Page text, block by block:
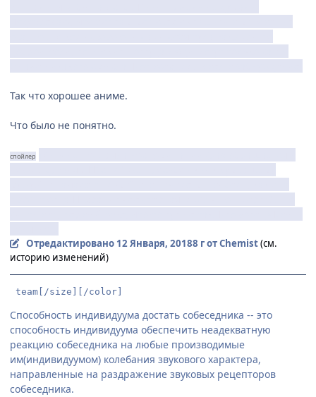
Так что хорошее аниме.
Что было не понятно.
спойлер
Отредактировано 12 Января, 20188 гот Chemist(см.
историю изменений)
team[/size][/color]
Способность индивидуума достать собеседника -- это
способность индивидуума обеспечить неадекватную
реакцию собеседника на любые производимые
им(индивидуумом) колебания звукового характера,
направленные на раздражение звуковых рецепторов
собеседника.